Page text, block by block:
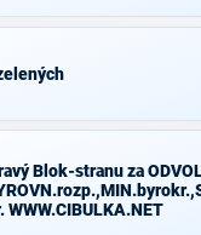
Blok-stranu za
WWW.CIBULKA.NET